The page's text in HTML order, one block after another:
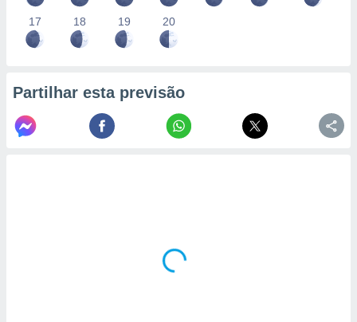
17 18 19 20
Partilhar esta previsão